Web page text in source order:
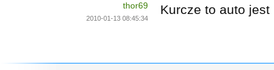
thor69
2010-01-13 08:45:34
Kurcze to auto